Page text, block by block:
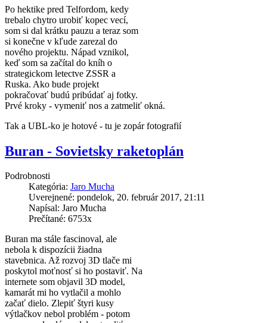
Po hektike pred Telfordom, kedy
trebalo chytro urobiť kopec vecí,
som si dal krátku pauzu a teraz som
si konečne v kľude zarezal do
nového projektu. Nápad vznikol,
keď som sa začítal do kníh o
strategickom letectve ZSSR a
Ruska. Ako bude projekt
pokračovať budú pribúdať aj fotky.
Prvé kroky - vymeniť nos a zatmeliť okná.
Tak a UBL-ko je hotové - tu je zopár fotografií
Buran - Sovietsky raketoplán
Podrobnosti
Kategória: Jaro Mucha
Uverejnené: pondelok, 20. február 2017, 21:11
Napísal: Jaro Mucha
Prečítané: 6753x
Buran ma stále fascinoval, ale
nebola k dispozícii žiadna
stavebnica. Až rozvoj 3D tlače mi
poskytol moťnosť si ho postaviť. Na
internete som objavil 3D model,
kamarát mi ho vytlačil a mohlo
začať dielo. Zlepiť štyri kusy
výtlačkov nebol problém - potom